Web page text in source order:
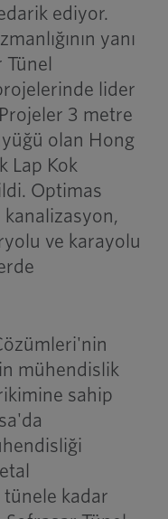
ediyor.
yanı
lider
3 metre
olan Hong
Lap Kok
Optimas
ve karayolu
mühendislik
sahip
kadar